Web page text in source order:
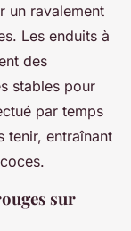
un ravalement
Les enduits à
des
stables pour
par temps
tenir, entraînant
sur